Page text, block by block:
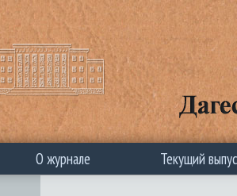
О журнале Текущий